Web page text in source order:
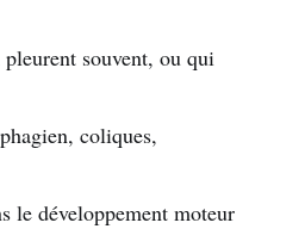
souvent, ou qui
coliques,
le développement moteur